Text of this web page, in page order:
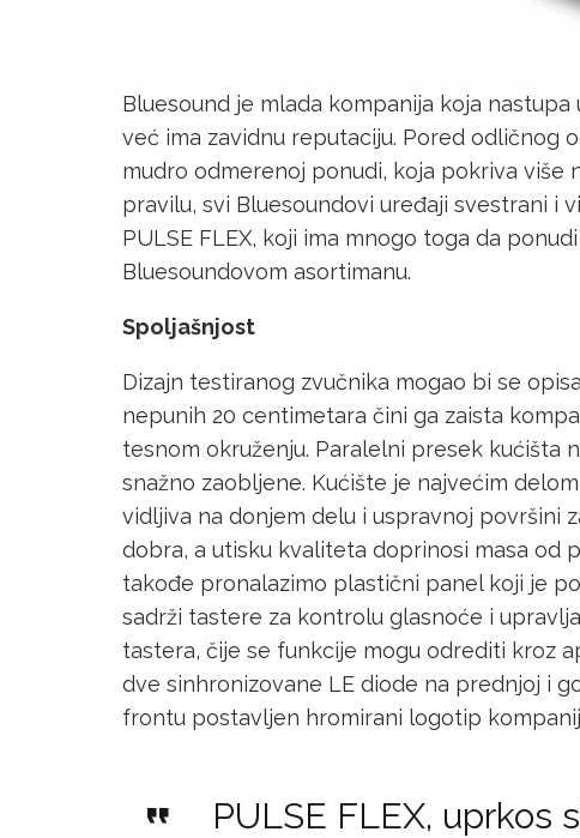
Bluesound je mlada kompanija koja
već ima zavidnu reputaciju. Pored odličnog
mudro odmerenoj ponudi, koja pokriva više
pravilu, svi Bluesoundovi uređaji svestrani i
PULSE FLEX, koji ima mnogo toga da
Bluesoundovom asortimanu.
Spoljašnjost
Dizajn testiranog zvučnika mogao bi se
nepunih 20 centimetara čini ga zaista
tesnom okruženju. Paralelni presek kućišta
snažno zaobljene. Kućište je najvećim
vidljiva na donjem delu i uspravnoj površini
dobra, a utisku kvaliteta doprinosi masa od
takođe pronalazimo plastični panel koji je
sadrži tastere za kontrolu glasnoće i
tastera, čije se funkcije mogu odrediti kroz
dve sinhronizovane LE diode na prednjoj i
frontu postavljen hromirani logotip
PULSE FLEX, uprkos